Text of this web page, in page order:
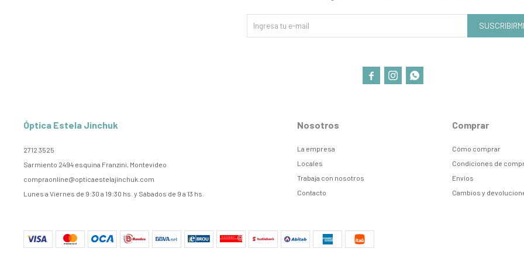
Óptica Estela Jinchuk
2712 3525
Sarmiento 2494 esquina Franzini, Montevideo
compraonline@opticaestelajinchuk.com
Lunes a Viernes de 9:30 a 19:30 hs. y Sábados de 9 a 13 hs.
Nosotros
La empresa
Locales
Trabaja con nosotros
Contacto
Comprar
Cómo comprar
Condiciones de
Envíos
Cambios y
  